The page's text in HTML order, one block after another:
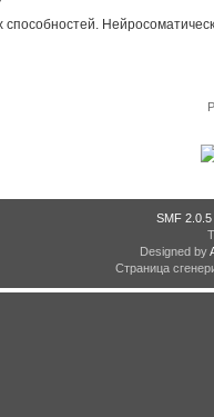
способностей.
SMF 2.0.5
Designed by
Страница